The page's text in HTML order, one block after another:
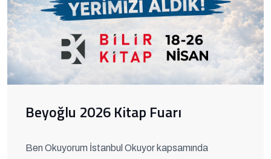
Beyoğlu 2026 Kitap Fuarı
Ben Okuyorum İstanbul Okuyor kapsamında